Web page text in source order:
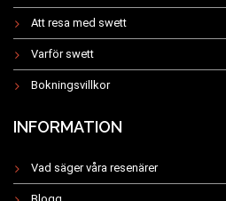
Att resa med swett
Varför swett
Bokningsvillkor
INFORMATION
Vad säger våra resenärer